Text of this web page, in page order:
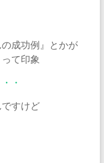
成功例』とかが
て印象
・
すけど